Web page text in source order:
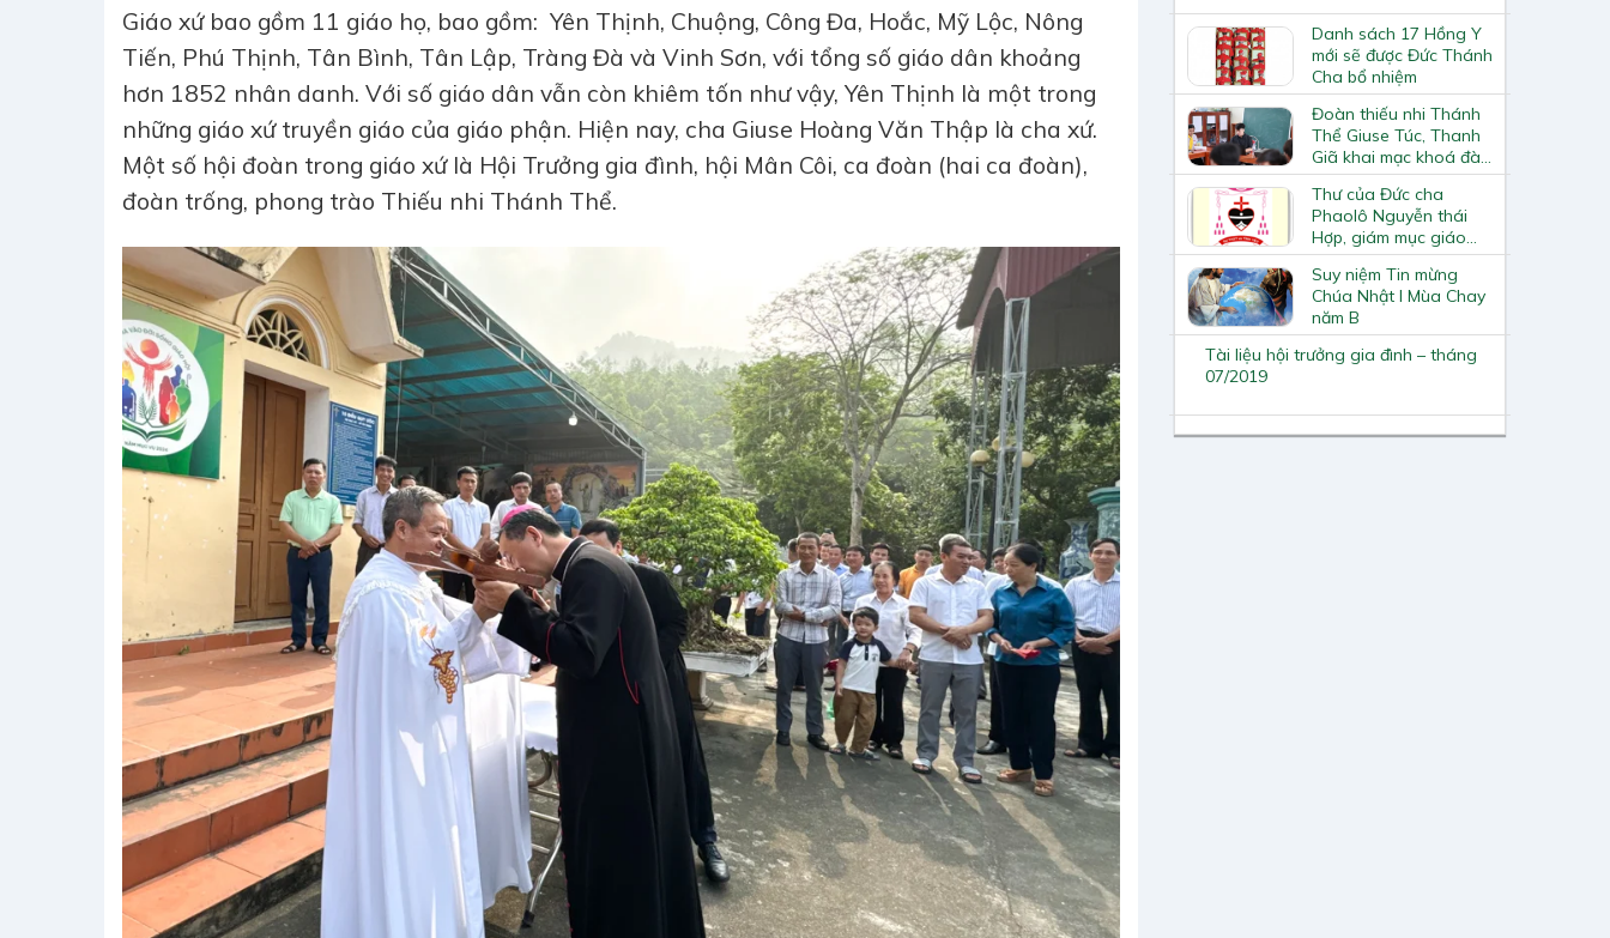
Giáo xứ bao gồm 11 giáo họ, bao gồm: Yên Thịnh, Chuộng, Công Đa, Hoắc, Mỹ Lộc, Nông
Tiến, Phú Thịnh, Tân Bình, Tân Lập, Tràng Đà và Vinh Sơn, với tổng số giáo dân khoảng
hơn 1852 nhân danh. Với số giáo dân vẫn còn khiêm tốn như vậy, Yên Thịnh là một trong
những giáo xứ truyền giáo của giáo phận. Hiện nay, cha Giuse Hoàng Văn Thập là cha xứ.
Một số hội đoàn trong giáo xứ là Hội Trưởng gia đình, hội Mân Côi, ca đoàn (hai ca đoàn),
đoàn trống, phong trào Thiếu nhi Thánh Thể.
Danh sách 17 Hồng Y
mới sẽ được Đức Thánh
Cha bổ nhiệm
Đoàn thiếu nhi Thánh
Thể Giuse Túc, Thanh
Giã khai mạc khoá đào
tạo Giáo lý viên cấp I
Thư của Đức cha
Phaolô Nguyễn thái
Hợp, giám mục giáo
phận Vinh gửi các
giám mục trong Hội
đồng Giám mục Việt
Nam
Suy niệm Tin mừng
Chúa Nhật I Mùa Chay
năm B
Tài liệu hội trưởng gia đình – tháng
07/2019